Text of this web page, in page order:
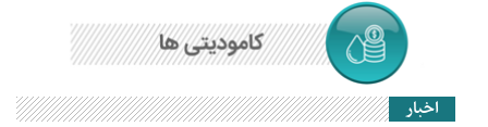
اخبار